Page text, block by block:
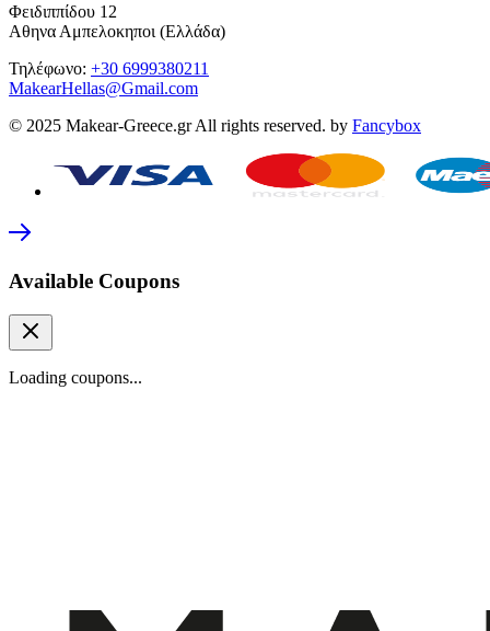
Φειδιππίδου 12
Αθηνα Αμπελοκηποι (Ελλάδα)
Τηλέφωνο: +30 6999380211
MakearHellas@Gmail.com
© 2025 Makear-Greece.gr All rights reserved. by Fancybox
Available Coupons
Loading coupons...